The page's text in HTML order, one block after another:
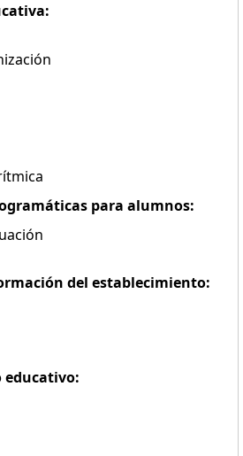
para alumnos:
del establecimiento:
educativo: